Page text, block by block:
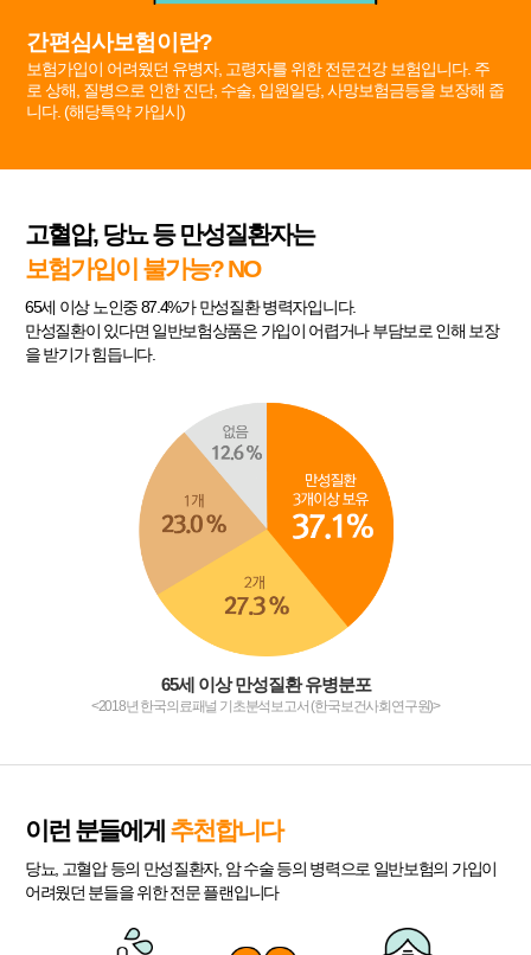
간편심사보험이란?
보험가입이 어려웠던 유병자, 고령자를 위한 전문건강 보험입니다. 주
로 상해, 질병으로 인한 진단, 수술, 입원일당, 사망보험금등을 보장해 줍
니다. (해당특약 가입시)
고혈압, 당뇨 등 만성질환자는
보험가입이 불가능? NO
65세 이상 노인중 87.4%가 만성질환 병력자입니다.
만성질환이 있다면 일반보험상품은 가입이 어렵거나 부담보로 인해 보장
을 받기가 힘듭니다.
65세 이상 만성질환 유병분포
<2018년 한국의료패널 기초분석보고서 (한국보건사회연구원)>
이런 분들에게 추천합니다
당뇨, 고혈압 등의 만성질환자, 암 수술 등의 병력으로 일반보험의 가입이
어려웠던 분들을 위한 전문 플랜입니다